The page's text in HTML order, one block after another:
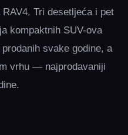
Tri desetljeća i pet
kompaktnih SUV-ova
svake godine, a
vrhu — najprodavaniji